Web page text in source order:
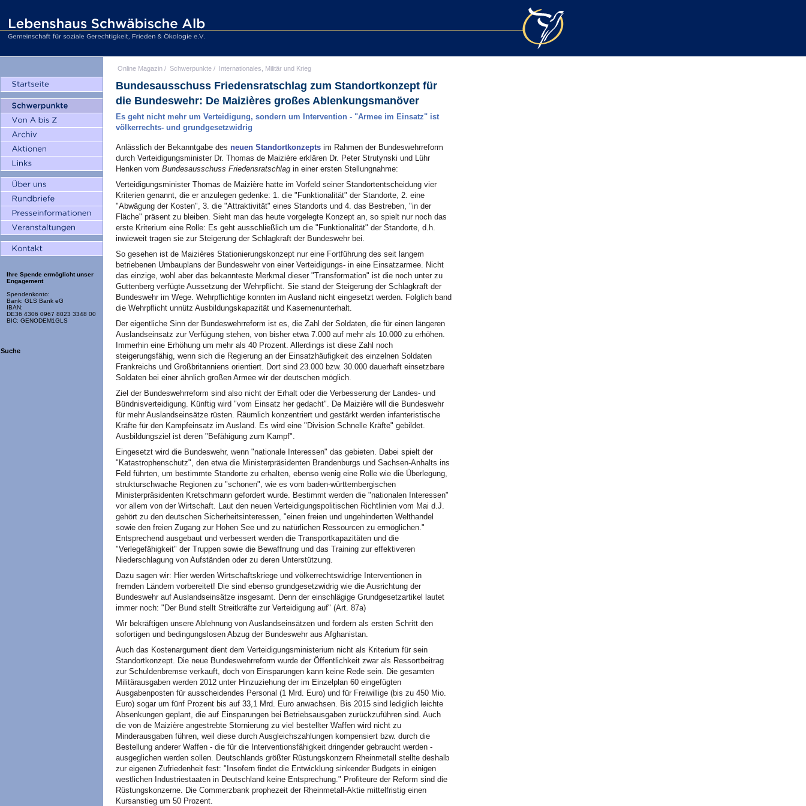
Ihre Spende ermöglicht unser
Engagement
Spendenkonto:
Bank: GLS Bank eG
IBAN:
DE36 4306 0967 8023 3348 00
BIC: GENODEM1GLS
Suche
Online Magazin / Schwerpunkte / Internationales, Militär und Krieg
Bundesausschuss Friedensratschlag zum Standortkonzept für
die Bundeswehr: De Maizières großes Ablenkungsmanöver
Es geht nicht mehr um Verteidigung, sondern um Intervention - "Armee im Einsatz" ist
völkerrechts- und grundgesetzwidrig
Anlässlich der Bekanntgabe des neuen Standortkonzepts im Rahmen der Bundeswehrreform
durch Verteidigungsminister Dr. Thomas de Maizière erklären Dr. Peter Strutynski und Lühr
Henken vom Bundesausschuss Friedensratschlag in einer ersten Stellungnahme:
Verteidigungsminister Thomas de Maizière hatte im Vorfeld seiner Standortentscheidung vier
Kriterien genannt, die er anzulegen gedenke: 1. die "Funktionalität" der Standorte, 2. eine
"Abwägung der Kosten", 3. die "Attraktivität" eines Standorts und 4. das Bestreben, "in der
Fläche" präsent zu bleiben. Sieht man das heute vorgelegte Konzept an, so spielt nur noch das
erste Kriterium eine Rolle: Es geht ausschließlich um die "Funktionalität" der Standorte, d.h.
inwieweit tragen sie zur Steigerung der Schlagkraft der Bundeswehr bei.
So gesehen ist de Maizières Stationierungskonzept nur eine Fortführung des seit langem
betriebenen Umbauplans der Bundeswehr von einer Verteidigungs- in eine Einsatzarmee. Nicht
das einzige, wohl aber das bekannteste Merkmal dieser "Transformation" ist die noch unter zu
Guttenberg verfügte Aussetzung der Wehrpflicht. Sie stand der Steigerung der Schlagkraft der
Bundeswehr im Wege. Wehrpflichtige konnten im Ausland nicht eingesetzt werden. Folglich band
die Wehrpflicht unnütz Ausbildungskapazität und Kasernenunterhalt.
Der eigentliche Sinn der Bundeswehrreform ist es, die Zahl der Soldaten, die für einen längeren
Auslandseinsatz zur Verfügung stehen, von bisher etwa 7.000 auf mehr als 10.000 zu erhöhen.
Immerhin eine Erhöhung um mehr als 40 Prozent. Allerdings ist diese Zahl noch
steigerungsfähig, wenn sich die Regierung an der Einsatzhäufigkeit des einzelnen Soldaten
Frankreichs und Großbritanniens orientiert. Dort sind 23.000 bzw. 30.000 dauerhaft einsetzbare
Soldaten bei einer ähnlich großen Armee wir der deutschen möglich.
Ziel der Bundeswehrreform sind also nicht der Erhalt oder die Verbesserung der Landes- und
Bündnisverteidigung. Künftig wird "vom Einsatz her gedacht". De Maizière will die Bundeswehr
für mehr Auslandseinsätze rüsten. Räumlich konzentriert und gestärkt werden infanteristische
Kräfte für den Kampfeinsatz im Ausland. Es wird eine "Division Schnelle Kräfte" gebildet.
Ausbildungsziel ist deren "Befähigung zum Kampf".
Eingesetzt wird die Bundeswehr, wenn "nationale Interessen" das gebieten. Dabei spielt der
"Katastrophenschutz", den etwa die Ministerpräsidenten Brandenburgs und Sachsen-Anhalts ins
Feld führten, um bestimmte Standorte zu erhalten, ebenso wenig eine Rolle wie die Überlegung,
strukturschwache Regionen zu "schonen", wie es vom baden-württembergischen
Ministerpräsidenten Kretschmann gefordert wurde. Bestimmt werden die "nationalen Interessen"
vor allem von der Wirtschaft. Laut den neuen Verteidigungspolitischen Richtlinien vom Mai d.J.
gehört zu den deutschen Sicherheitsinteressen, "einen freien und ungehinderten Welthandel
sowie den freien Zugang zur Hohen See und zu natürlichen Ressourcen zu ermöglichen."
Entsprechend ausgebaut und verbessert werden die Transportkapazitäten und die
"Verlegefähigkeit" der Truppen sowie die Bewaffnung und das Training zur effektiveren
Niederschlagung von Aufständen oder zu deren Unterstützung.
Dazu sagen wir: Hier werden Wirtschaftskriege und völkerrechtswidrige Interventionen in
fremden Ländern vorbereitet! Die sind ebenso grundgesetzwidrig wie die Ausrichtung der
Bundeswehr auf Auslandseinsätze insgesamt. Denn der einschlägige Grundgesetzartikel lautet
immer noch: "Der Bund stellt Streitkräfte zur Verteidigung auf" (Art. 87a)
Wir bekräftigen unsere Ablehnung von Auslandseinsätzen und fordern als ersten Schritt den
sofortigen und bedingungslosen Abzug der Bundeswehr aus Afghanistan.
Auch das Kostenargument dient dem Verteidigungsministerium nicht als Kriterium für sein
Standortkonzept. Die neue Bundeswehrreform wurde der Öffentlichkeit zwar als Ressortbeitrag
zur Schuldenbremse verkauft, doch von Einsparungen kann keine Rede sein. Die gesamten
Militärausgaben werden 2012 unter Hinzuziehung der im Einzelplan 60 eingefügten
Ausgabenposten für ausscheidendes Personal (1 Mrd. Euro) und für Freiwillige (bis zu 450 Mio.
Euro) sogar um fünf Prozent bis auf 33,1 Mrd. Euro anwachsen. Bis 2015 sind lediglich leichte
Absenkungen geplant, die auf Einsparungen bei Betriebsausgaben zurückzuführen sind. Auch
die von de Maizière angestrebte Stornierung zu viel bestellter Waffen wird nicht zu
Minderausgaben führen, weil diese durch Ausgleichszahlungen kompensiert bzw. durch die
Bestellung anderer Waffen - die für die Interventionsfähigkeit dringender gebraucht werden -
ausgeglichen werden sollen. Deutschlands größter Rüstungskonzern Rheinmetall stellte deshalb
zur eigenen Zufriedenheit fest: "Insofern findet die Entwicklung sinkender Budgets in einigen
westlichen Industriestaaten in Deutschland keine Entsprechung." Profiteure der Reform sind die
Rüstungskonzerne. Die Commerzbank prophezeit der Rheinmetall-Aktie mittelfristig einen
Kursanstieg um 50 Prozent.